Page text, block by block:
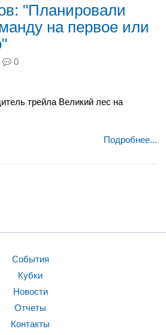
"Планировали
на первое или
0
трейла Великий лес на
Подробнее...
События
Кубки
Новости
Отчеты
Контакты